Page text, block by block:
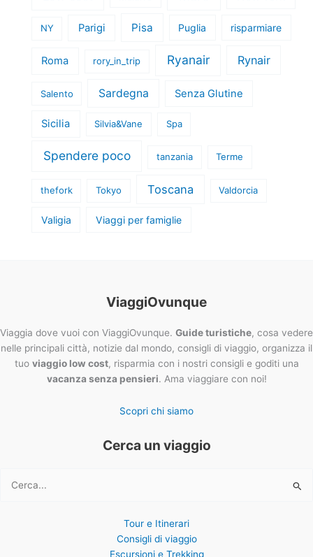
NY Parigi Pisa Puglia risparmiare
Roma rory_in_trip Ryanair Rynair
Salento Sardegna Senza Glutine
Sicilia Silvia&Vane Spa
Spendere poco tanzania Terme
thefork Tokyo Toscana Valdorcia
Valigia Viaggi per famiglie
ViaggiOvunque
Viaggia dove vuoi con ViaggiOvunque. Guide turistiche, cosa vedere
nelle principali città, notizie dal mondo, consigli di viaggio, organizza il
tuo viaggio low cost, risparmia con i nostri consigli e goditi una
vacanza senza pensieri. Ama viaggiare con noi!
Scopri chi siamo
Cerca un viaggio
Cerca:
Tour e Itinerari
Consigli di viaggio
Escursioni e Trekking